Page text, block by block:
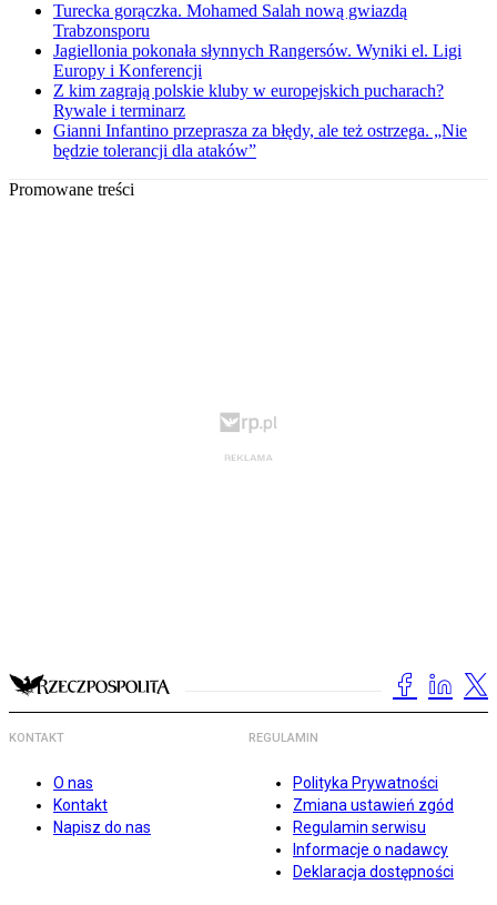
Turecka gorączka. Mohamed Salah nową gwiazdą
Trabzonsporu
Jagiellonia pokonała słynnych Rangersów. Wyniki el. Ligi
Europy i Konferencji
Z kim zagrają polskie kluby w europejskich pucharach?
Rywale i terminarz
Gianni Infantino przeprasza za błędy, ale też ostrzega. „Nie
będzie tolerancji dla ataków”
Promowane treści
KONTAKT
O nas
Kontakt
Napisz do nas
REGULAMIN
Polityka Prywatności
Zmiana ustawień zgód
Regulamin serwisu
Informacje o nadawcy
Deklaracja dostępności